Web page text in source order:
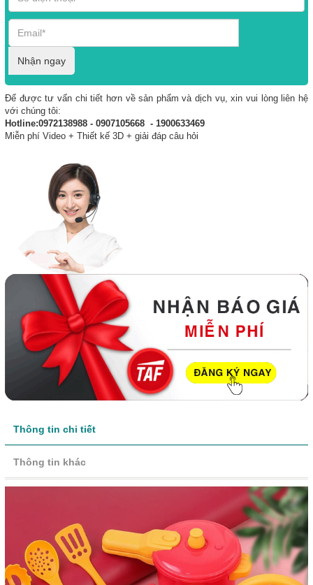
Nhận ngay
Để được tư vấn chi tiết hơn về sản phẩm và dịch vụ, xin vui lòng liên hệ
với chúng tôi:
Hotline:0972138988 - 0907105668 - 1900633469
Miễn phí Video + Thiết kế 3D + giải đáp câu hỏi
Thông tin chi tiết
Thông tin khác